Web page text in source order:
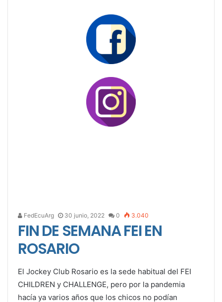
FedEcuArg 30 junio, 2022 0 3.040
FIN DE SEMANA FEI EN
ROSARIO
El Jockey Club Rosario es la sede habitual del FEI
CHILDREN y CHALLENGE, pero por la pandemia
hacía ya varios años que los chicos no podían